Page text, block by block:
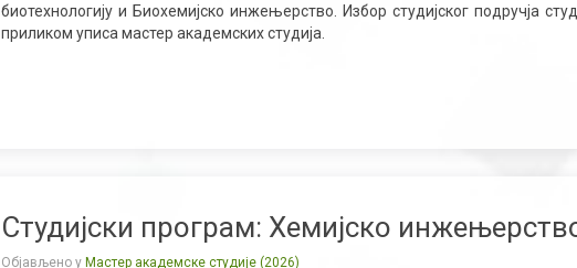
биотехнологију и Биохемијско инжењерство. Избор студијског подручја
приликом уписа мастер академских студија.
Студијски програм: Хемијско
Објављено у Мастер академске студије (2026)